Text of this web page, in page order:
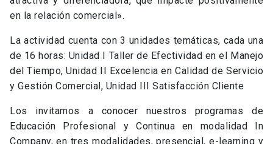
en la relación comercial».
La actividad cuenta con 3 unidades temáticas, cada una
de 16 horas: Unidad I Taller de Efectividad en el Manejo
del Tiempo, Unidad II Excelencia en Calidad de Servicio
y Gestión Comercial, Unidad III Satisfacción Cliente
Los invitamos a conocer nuestros programas de
Educación Profesional y Continua en modalidad In
Company, en tres modalidades, presencial, e-learning y